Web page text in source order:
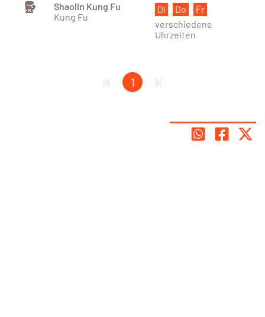
Shaolin Kung Fu
Kung Fu
Di Do
Fr
verschiedene
Uhrzeiten
1